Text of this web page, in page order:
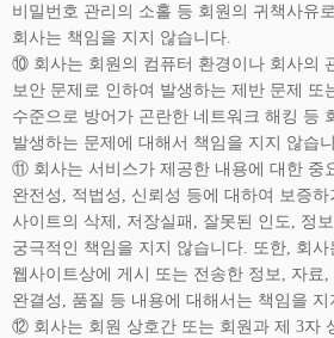
비밀번호 관리의 소홀 등 회원의 귀책사유
회사는 책임을 지지 않습니다.
⑩ 회사는 회원의 컴퓨터 환경이나 회사의
보안 문제로 인하여 발생하는 제반 문제 또
수준으로 방어가 곤란한 네트워크 해킹 등
발생하는 문제에 대해서 책임을 지지 않습
⑪ 회사는 서비스가 제공한 내용에 대한 중
완전성, 적법성, 신뢰성 등에 대하여 보증하
사이트의 삭제, 저장실패, 잘못된 인도, 정
궁극적인 책임을 지지 않습니다. 또한, 회
웹사이트상에 게시 또는 전송한 정보, 자료,
완결성, 품질 등 내용에 대해서는 책임을 지
⑫ 회사는 회원 상호간 또는 회원과 제 3자